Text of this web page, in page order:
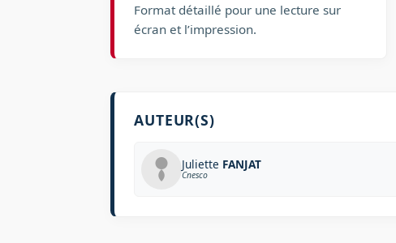
Format détaillé pour une lecture sur
écran et l’impression.
AUTEUR(S)
Juliette FANJAT
Cnesco